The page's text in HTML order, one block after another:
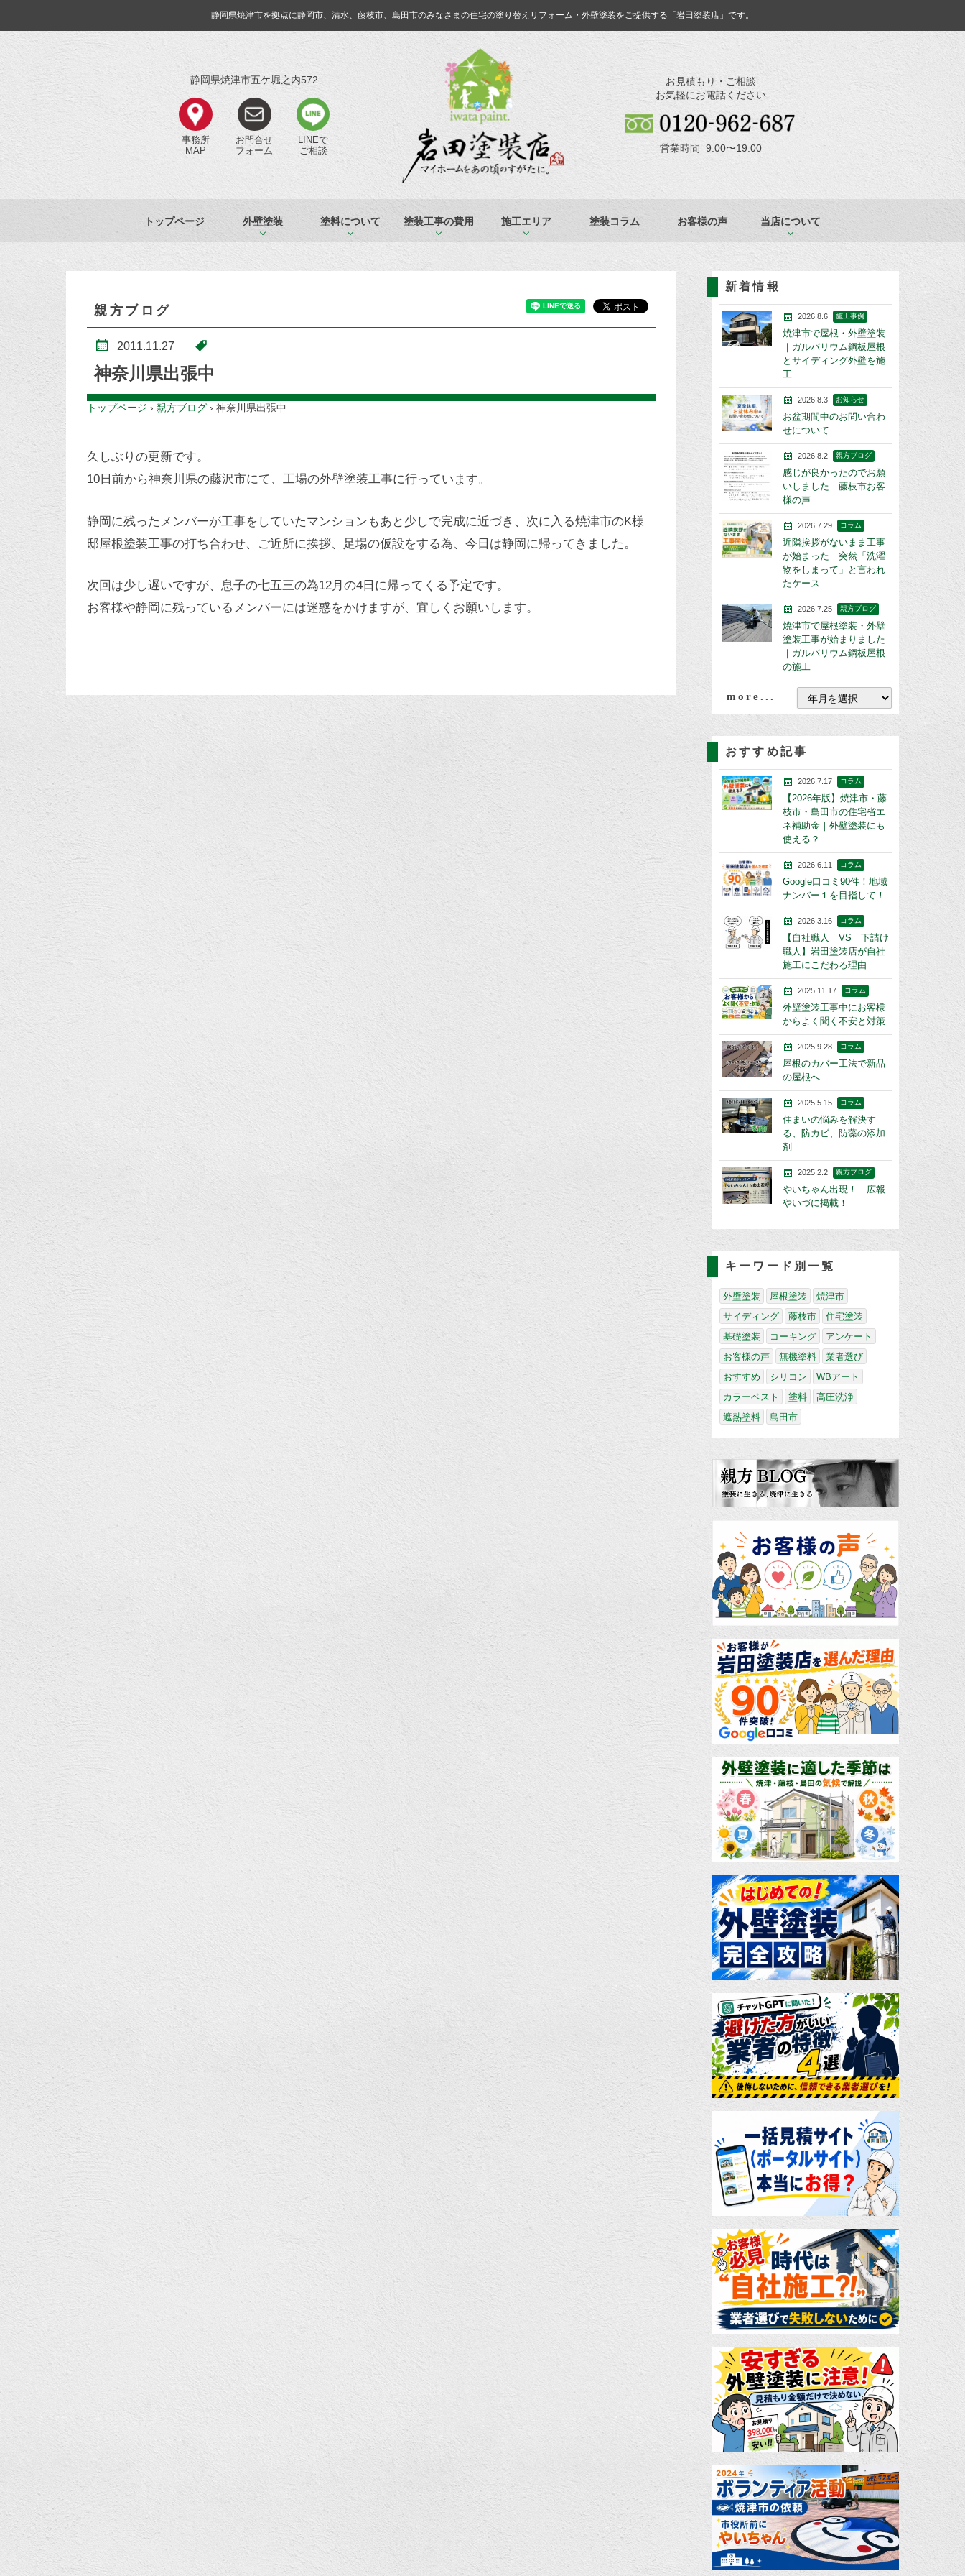
静岡県焼津市を拠点に静岡市、清水、藤枝市、島田市のみなさまの住宅の塗り替えリフォーム・外壁塗装をご提供する「岩田塗装店」です。
静岡県焼津市五ケ堀之内572
事務所
MAP
お問合せ
フォーム
LINEで
ご相談
お見積もり・ご相談
お気軽にお電話ください
営業時間 9:00〜19:00
トップページ 外壁塗装 塗料について 塗装工事の費用 施工エリア 塗装コラム お客様の声 当店について
親方ブログ
2011.11.27
神奈川県出張中
トップページ › 親方ブログ › 神奈川県出張中
久しぶりの更新です。
10日前から神奈川県の藤沢市にて、工場の外壁塗装工事に行っています。
静岡に残ったメンバーが工事をしていたマンションもあと少しで完成に近づき、次に入る焼津市のK様
邸屋根塗装工事の打ち合わせ、ご近所に挨拶、足場の仮設をする為、今日は静岡に帰ってきました。
次回は少し遅いですが、息子の七五三の為12月の4日に帰ってくる予定です。
お客様や静岡に残っているメンバーには迷惑をかけますが、宜しくお願いします。
新着情報
2026.8.6 施工事例
焼津市で屋根・外壁塗装
｜ガルバリウム鋼板屋根
とサイディング外壁を施
工
2026.8.3 お知らせ
お盆期間中のお問い合わ
せについて
2026.8.2 親方ブログ
感じが良かったのでお願
いしました｜藤枝市お客
様の声
2026.7.29 コラム
近隣挨拶がないまま工事
が始まった｜突然「洗濯
物をしまって」と言われ
たケース
2026.7.25 親方ブログ
焼津市で屋根塗装・外壁
塗装工事が始まりました
｜ガルバリウム鋼板屋根
の施工
more...
おすすめ記事
2026.7.17 コラム
【2026年版】焼津市・藤
枝市・島田市の住宅省エ
ネ補助金｜外壁塗装にも
使える？
2026.6.11 コラム
Google口コミ90件！地域
ナンバー１を目指して！
2026.3.16 コラム
【自社職人 VS 下請け
職人】岩田塗装店が自社
施工にこだわる理由
2025.11.17 コラム
外壁塗装工事中にお客様
からよく聞く不安と対策
2025.9.28 コラム
屋根のカバー工法で新品
の屋根へ
2025.5.15 コラム
住まいの悩みを解決す
る、防カビ、防藻の添加
剤
2025.2.2 親方ブログ
やいちゃん出現！ 広報
やいづに掲載！
キーワード別一覧
外壁塗装 屋根塗装
焼津市
サイディング
藤枝市
住宅塗装
基礎塗装
コーキング
アンケート
お客様の声
無機塗料
業者選び
おすすめ
シリコン
WBアート
カラーベスト
塗料
高圧洗浄
遮熱塗料
島田市